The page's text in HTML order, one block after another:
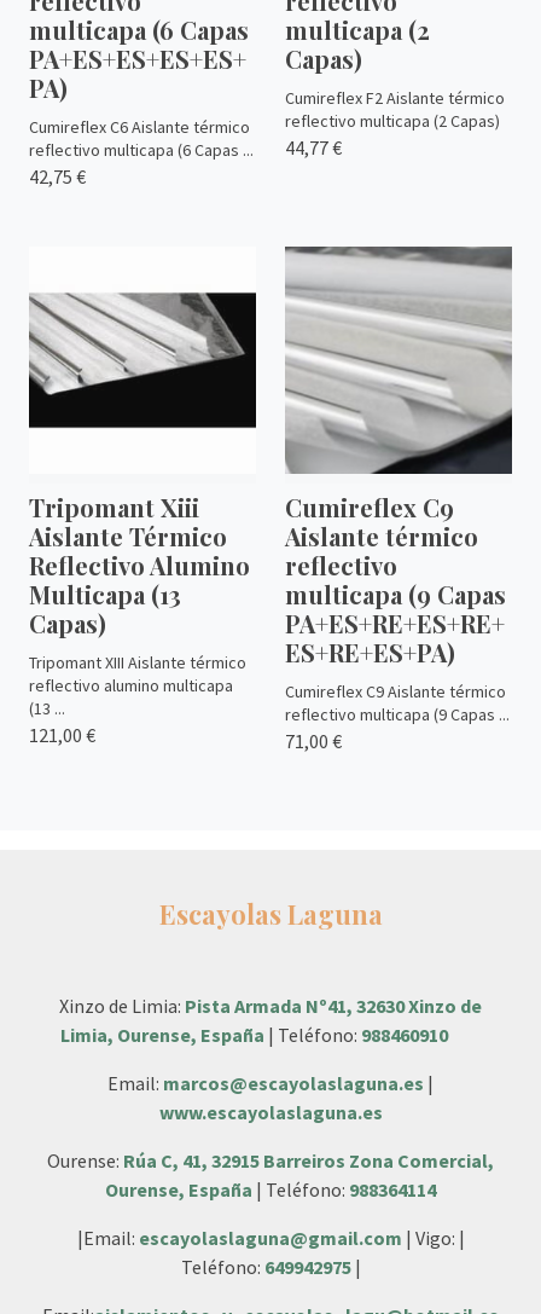
multicapa (6 Capas
PA+ES+ES+ES+ES+
PA)
Cumireflex C6 Aislante térmico
reflectivo multicapa (6 Capas ...
42,75 €
multicapa (2
Capas)
Cumireflex F2 Aislante térmico
reflectivo multicapa (2 Capas)
44,77 €
Tripomant Xiii
Aislante Térmico
Reflectivo Alumino
Multicapa (13
Capas)
Tripomant XIII Aislante térmico
reflectivo alumino multicapa
(13 ...
121,00 €
Cumireflex C9
Aislante térmico
reflectivo
multicapa (9 Capas
PA+ES+RE+ES+RE+
ES+RE+ES+PA)
Cumireflex C9 Aislante térmico
reflectivo multicapa (9 Capas ...
71,00 €
Escayolas Laguna
Xinzo de Limia: Pista Armada Nº41, 32630 Xinzo de
Limia, Ourense, España | Teléfono: 988460910
Email: marcos@escayolaslaguna.es |
www.escayolaslaguna.es
Ourense: Rúa C, 41, 32915 Barreiros Zona Comercial,
Ourense, España | Teléfono: 988364114
|Email: escayolaslaguna@gmail.com | Vigo: |
Teléfono: 649942975|